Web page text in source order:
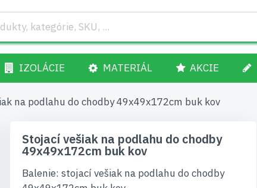
IZOLÁCIE MATERIÁL AKCIE
na podlahu do chodby 49x49x172cm buk kov
Stojací vešiak na podlahu do chodby
49x49x172cm buk kov
Balenie: stojací vešiak na podlahu do chodby